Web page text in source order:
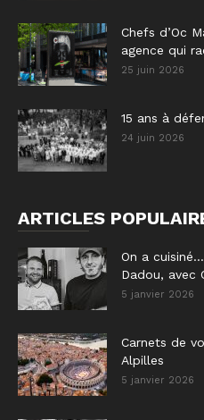
Chefs d’Oc
agence qui
25 juin 2026
15 ans à
24 juin 2026
ARTICLES
On a
Dadou, avec
5 janvier 2026
Carnets de
Alpilles
5 janvier 2026